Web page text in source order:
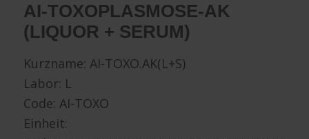
AI-TOXOPLASMOSE-AK
(LIQUOR + SERUM)
Kurzname: AI-TOXO.AK(L+S)
Labor: L
Code: AI-TOXO
Einheit: